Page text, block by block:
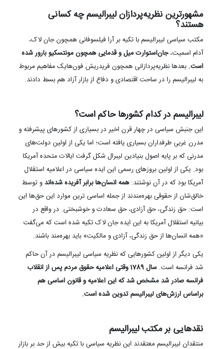
مشهورترین نظریه‌پردازان لیبرالیسم چه کسانی
هستند؟
مکتب سیاسی لیبرالیسم با تکیه بر آرا فیلسوفانی همچون جان لاک،
آدام اسمیت،جان‌استوارت میل و قدمایی همچون مونتسکیو بارور شده
است. بعدها نظریه‌پردازانی همچون فریدریش فون‌هایک مفاهیم مربوط
به لیبرالیسم را در ساحت اقتصادی و دفاع از بازار آزاد هم بسط دادند.
لیبرالیسم در کدام کشورها حاکم است؟
این جنبش سیاسی در چهار قرن اخیر در بسیاری از کشورهای پیشرفته و
مدرن غربی طرفداران بسیاری یافته است؛ اما یکی از اولین دولت‌های
مدرنی که بر پایه اصول بنیادین لیبرال شکل گرفت ایالات متحده آمریکا
بود. یکی از اولین بروزهای رسمی این ایده سیاسی در اعلامیه استقلال
آمریکا بود که در آن نوشتند: همه انسان‌ها برابر آفریده شده‌اندو توسط
خالق‌شان از حقوقی بهره‌مندند از جمله اساسی ترین موارد این حق‌ها این
است: حق زندگی، حق‌ آزادی، حق سعادت و خوشبختی. در واقع در
بیانیه استقلال آمریکا به این ایده جان لاک تکیه شده است که می‌گفت
«همه انسان‌ها از حق زندگی، آزادی و مالکیت» باید بهره‌مند باشند.
یکی دیگر از اولین‌ کشورهایی که نظریه سیاسی لیبرالیسم در آن حاکم
شد فرانسه است.
سال 1789 وقتی اعلامیه حقوق مردم پس از انقلاب
فرانسه صادر شد مشخص شد که این اعلامیه و قانون اساسی هم
براساس ارزش‌های لیبرالیسم تدوین شده است.
نقدهایی بر مکتب لیبرالیسم
منتقدان لیبرالیسم معتقدند این نظریه سیاسی با تکیه بیش از حد بر بازار